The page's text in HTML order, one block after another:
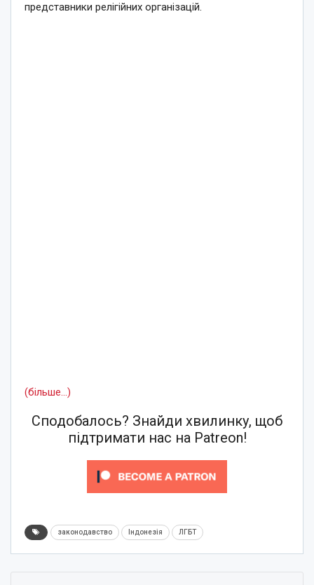
представники релігійних організацій.
(більше…)
Сподобалось? Знайди хвилинку, щоб
підтримати нас на Patreon!
законодавство Індонезія ЛГБТ